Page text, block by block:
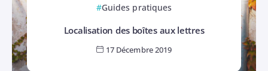
Guides pratiques
Localisation des boîtes aux lettres
17 Décembre 2019